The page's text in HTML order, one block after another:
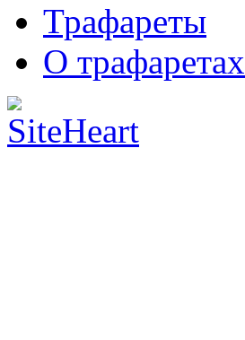
Трафареты
О трафаретах